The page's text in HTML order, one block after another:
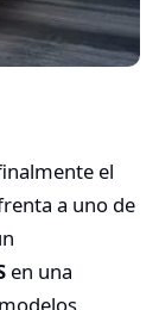
el
a uno de
en una